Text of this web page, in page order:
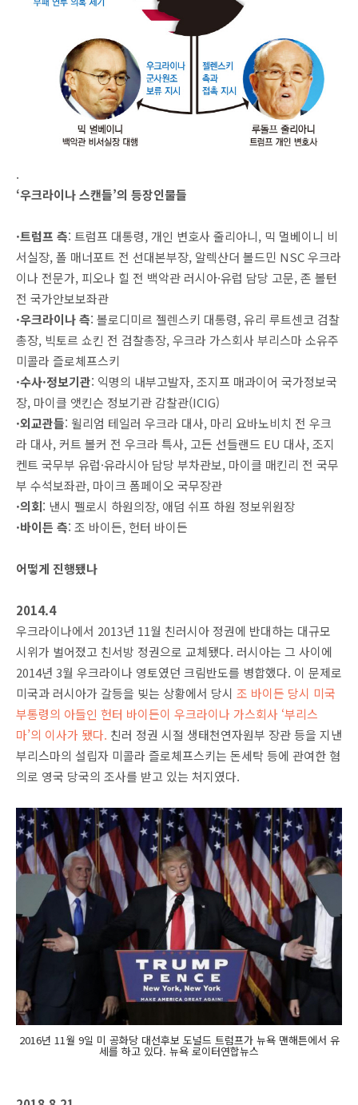
.
‘우크라이나 스캔들’의 등장인물들
·트럼프 측: 트럼프 대통령, 개인 변호사 줄리아니, 믹 멀베이니 비
서실장, 폴 매너포트 전 선대본부장, 알렉산더 볼드민 NSC 우크라
이나 전문가, 피오나 힐 전 백악관 러시아·유럽 담당 고문, 존 볼턴
전 국가안보보좌관
·우크라이나 측: 볼로디미르 젤렌스키 대통령, 유리 루트센코 검찰
총장, 빅토르 쇼킨 전 검찰총장, 우크라 가스회사 부리스마 소유주
미콜라 즐로체프스키
·수사·정보기관: 익명의 내부고발자, 조지프 매과이어 국가정보국
장, 마이클 앳킨슨 정보기관 감찰관(ICIG)
·외교관들: 윌리엄 테일러 우크라 대사, 마리 요바노비치 전 우크
라 대사, 커트 볼커 전 우크라 특사, 고든 선들랜드 EU 대사, 조지
켄트 국무부 유럽·유라시아 담당 부차관보, 마이클 매킨리 전 국무
부 수석보좌관, 마이크 폼페이오 국무장관
·의회: 낸시 펠로시 하원의장, 애덤 쉬프 하원 정보위원장
·바이든 측: 조 바이든, 헌터 바이든
어떻게 진행됐나
2014.4
우크라이나에서 2013년 11월 친러시아 정권에 반대하는 대규모
시위가 벌어졌고 친서방 정권으로 교체됐다. 러시아는 그 사이에
2014년 3월 우크라이나 영토였던 크림반도를 병합했다. 이 문제로
미국과 러시아가 갈등을 빚는 상황에서 당시 조 바이든 당시 미국
부통령의 아들인 헌터 바이든이 우크라이나 가스회사 ‘부리스
마’의 이사가 됐다. 친러 정권 시절 생태천연자원부 장관 등을 지낸
부리스마의 설립자 미콜라 즐로체프스키는 돈세탁 등에 관여한 혐
의로 영국 당국의 조사를 받고 있는 처지였다.
2016년 11월 9일 미 공화당 대선후보 도널드 트럼프가 뉴욕 맨해튼에서 유
세를 하고 있다. 뉴욕 로이터연합뉴스